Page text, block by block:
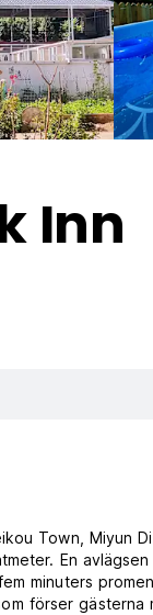
Inn
Town, Miyun
En
minuters
förser gästerna